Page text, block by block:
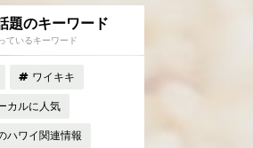
題のキーワード
ているキーワード
ワイキキ
カルに人気
ハワイ関連情報